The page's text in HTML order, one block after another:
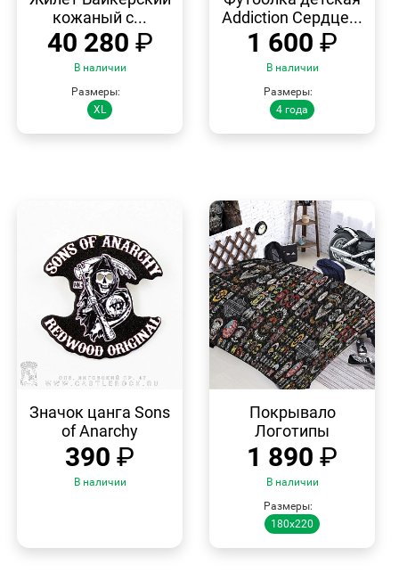
кожаный с...
40 280 ₽
В наличии
Размеры:
XL
Addiction Сердце...
1 600 ₽
В наличии
Размеры:
4 года
ПРОСМОТР
Значок цанга Sons
of Anarchy
390 ₽
В наличии
ПРОСМОТР
Покрывало
Логотипы
1 890 ₽
В наличии
Размеры:
180х220